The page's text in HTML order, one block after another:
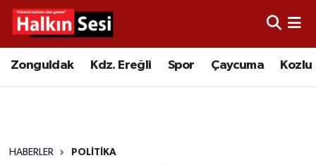
Zonguldak Kdz. Ereğli Spor Çaycuma Kozlu
HABERLER POLITIKA
Video
Çaycuma
Merkez Hava Durumu